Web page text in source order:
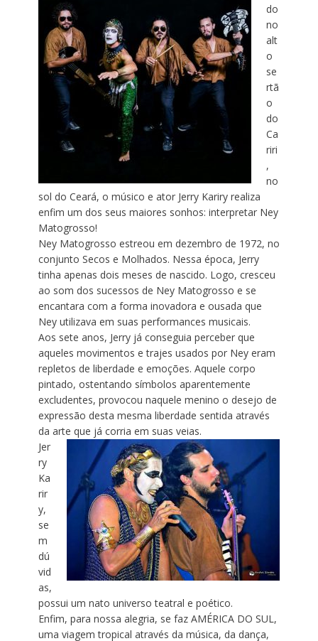
do
no
alt
o
se
rtã
o
do
Ca
riri
,
no
sol do Ceará, o músico e ator Jerry Kariry realiza
enfim um dos seus maiores sonhos: interpretar Ney
Matogrosso!
Ney Matogrosso estreou em dezembro de 1972, no
conjunto Secos e Molhados. Nessa época, Jerry
tinha apenas dois meses de nascido. Logo, cresceu
ao som dos sucessos de Ney Matogrosso e se
encantara com a forma inovadora e ousada que
Ney utilizava em suas performances musicais.
Aos sete anos, Jerry já conseguia perceber que
aqueles movimentos e trajes usados por Ney eram
repletos de liberdade e emoções. Aquele corpo
pintado, ostentando símbolos aparentemente
excludentes, provocou naquele menino o desejo de
expressão desta mesma liberdade sentida através
da arte que já corria em suas veias.
Jer
ry
Ka
rir
y,
se
m
dú
vid
as,
possui um nato universo teatral e poético.
Enfim, para nossa alegria, se faz AMÉRICA DO SUL,
uma viagem tropical através da música, da dança,